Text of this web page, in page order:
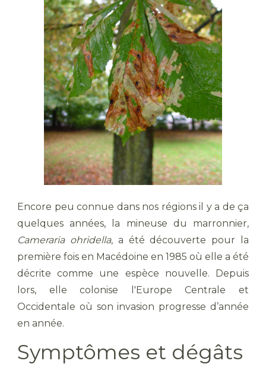
Encore peu connue dans nos régions il y a de ça
quelques années, la mineuse du marronnier,
Cameraria ohridella, a été découverte pour la
première fois en Macédoine en 1985 où elle a été
décrite comme une espèce nouvelle. Depuis
lors, elle colonise l'Europe Centrale et
Occidentale où son invasion progresse d’année
en année.
Symptômes et dégâts